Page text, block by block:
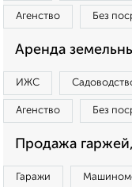
Агенство Без
Аренда
ИЖС
Агенство Без
Продажа
Гаражи